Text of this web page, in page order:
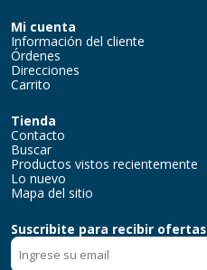
Mi cuenta
Información del cliente
Órdenes
Direcciones
Carrito
Tienda
Contacto
Buscar
Productos vistos recientemente
Lo nuevo
Mapa del sitio
Suscribite para recibir ofertas